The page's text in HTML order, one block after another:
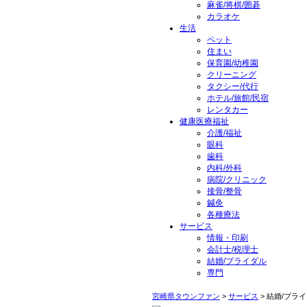
麻雀/将棋/囲碁
カラオケ
生活
ペット
住まい
保育園/幼稚園
クリーニング
タクシー/代行
ホテル/旅館/民宿
レンタカー
健康医療福祉
介護/福祉
眼科
歯科
内科/外科
病院/クリニック
接骨/整骨
鍼灸
各種療法
サービス
情報・印刷
会計士/税理士
結婚/ブライダル
専門
宮崎県タウンファン > サービス > 結婚/ブラ